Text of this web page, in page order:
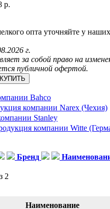
р.
опта уточняйте у
г.
за собой право на
публичной офертой.
КУПИТЬ
Бренд
2
Наименование